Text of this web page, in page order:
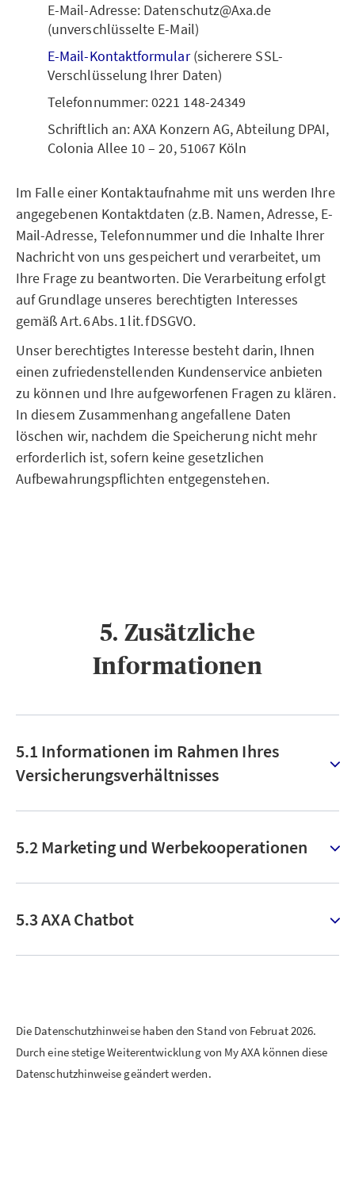
E-Mail-Adresse: Datenschutz@Axa.de
(unverschlüsselte E-Mail)
E-Mail-Kontaktformular(sicherere SSL-
Verschlüsselung Ihrer Daten)
Telefonnummer: 0221 148-24349
Schriftlich an: AXA Konzern AG, Abteilung DPAI,
Colonia Allee 10 – 20, 51067 Köln
Im Falle einer Kontaktaufnahme mit uns werden Ihre
angegebenen Kontaktdaten (z.B. Namen, Adresse, E-
Mail-Adresse, Telefonnummer und die Inhalte Ihrer
Nachricht von uns gespeichert und verarbeitet, um
Ihre Frage zu beantworten. Die Verarbeitung erfolgt
auf Grundlage unseres berechtigten Interesses
gemäß Art. 6 Abs. 1 lit. f DSGVO.
Unser berechtigtes Interesse besteht darin, Ihnen
einen zufriedenstellenden Kundenservice anbieten
zu können und Ihre aufgeworfenen Fragen zu klären.
In diesem Zusammenhang angefallene Daten
löschen wir, nachdem die Speicherung nicht mehr
erforderlich ist, sofern keine gesetzlichen
Aufbewahrungspflichten entgegenstehen.
5. Zusätzliche
Informationen
5.1 Informationen im Rahmen Ihres
Versicherungsverhältnisses
5.2 Marketing und Werbekooperationen
5.3 AXA Chatbot
Die Datenschutzhinweise haben den Stand von Februat 2026.
Durch eine stetige Weiterentwicklung von My AXA können diese
Datenschutzhinweise geändert werden.